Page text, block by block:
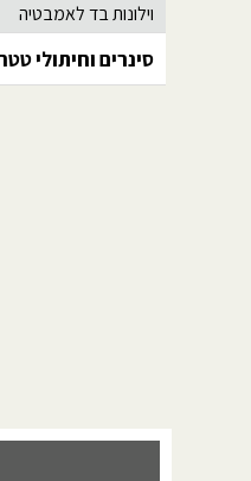
וילונות בד לאמבטיה
סינרים וחיתולי